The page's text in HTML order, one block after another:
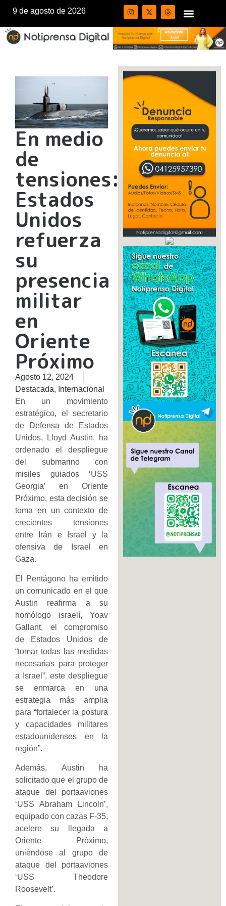
9 de agosto de 2026
En medio
de
tensiones:
Estados
Unidos
refuerza
su
presencia
militar
en
Oriente
Próximo
Agosto 12, 2024
Destacada, Internacional
En un movimiento
estratégico, el secretario
de Defensa de Estados
Unidos, Lloyd Austin, ha
ordenado el despliegue
del submarino con
misiles guiados ‘USS
Georgia’ en Oriente
Próximo, esta decisión se
toma en un contexto de
crecientes tensiones
entre Irán e Israel y la
ofensiva de Israel en
Gaza.
El Pentágono ha emitido
un comunicado en el que
Austin reafirma a su
homólogo israelí, Yoav
Gallant, el compromiso
de Estados Unidos de
“tomar todas las medidas
necesarias para proteger
a Israel”, este despliegue
se enmarca en una
estrategia más amplia
para “fortalecer la postura
y capacidades militares
estadounidenses en la
región”.
Además, Austin ha
solicitado que el grupo de
ataque del portaaviones
‘USS Abraham Lincoln’,
equipado con cazas F-35,
acelere su llegada a
Oriente Próximo,
uniéndose al grupo de
ataque del portaaviones
‘USS Theodore
Roosevelt’.